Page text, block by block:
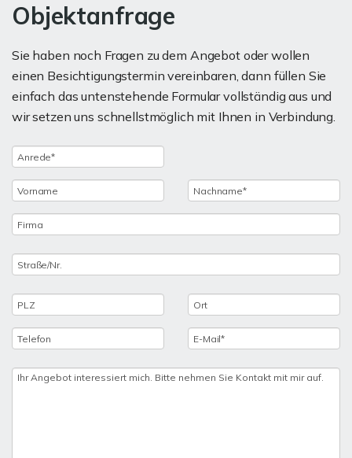
Objektanfrage
Sie haben noch Fragen zu dem Angebot oder wollen
einen Besichtigungstermin vereinbaren, dann füllen Sie
einfach das untenstehende Formular vollständig aus und
wir setzen uns schnellstmöglich mit Ihnen in Verbindung.